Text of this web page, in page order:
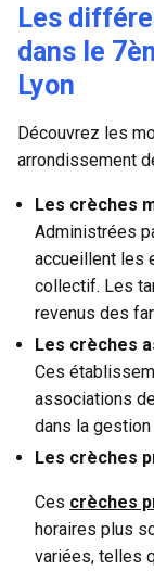
Les
dans le
Lyon
Découvrez les
arrondissement
Les crèches
Administrées
accueillent les
collectif. Les
revenus des
Les crèches
Ces
associations
dans la gestion
Les crèches
Ces crèches
horaires plus
variées, telles